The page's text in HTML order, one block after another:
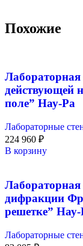
Похожие
Лабораторная
действующей
поле” Нау-Ра
Лабораторные
224 960 ₽
В корзину
Лабораторная
дифракции
решетке” Нау-
Лабораторные